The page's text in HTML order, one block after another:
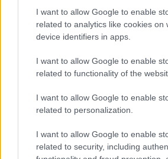
I want to allow Google to enable
related to analytics like cookies on
device identifiers in apps.
I want to allow Google to enable
related to functionality of the
I want to allow Google to enable
related to personalization.
I want to allow Google to enable
related to security, including
UnmuteLoaded
0%